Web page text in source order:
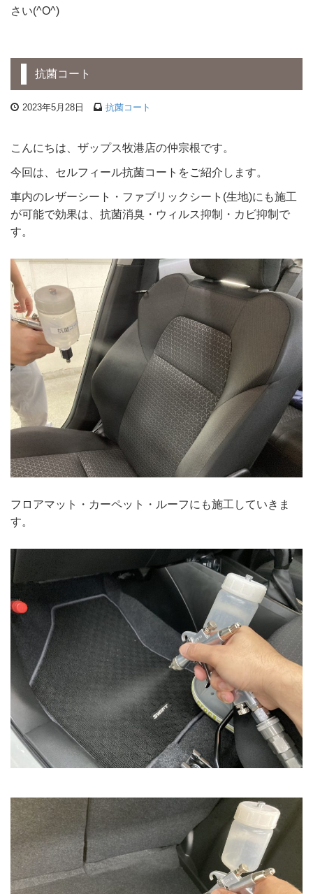
さい(^O^)
抗菌コート
2023年5月28日 抗菌コート
こんにちは、ザップス牧港店の仲宗根です。
今回は、セルフィール抗菌コートをご紹介します。
車内のレザーシート・ファブリックシート(生地)にも施工
が可能で効果は、抗菌消臭・ウィルス抑制・カビ抑制で
す。
フロアマット・カーペット・ルーフにも施工していきま
す。